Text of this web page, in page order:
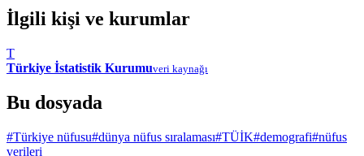
İlgili kişi ve kurumlar
T
Türkiye İstatistik Kurumuveri kaynağı
Bu dosyada
#Türkiye nüfusu#dünya nüfus sıralaması#TÜİK#demografi#nüfus
verileri